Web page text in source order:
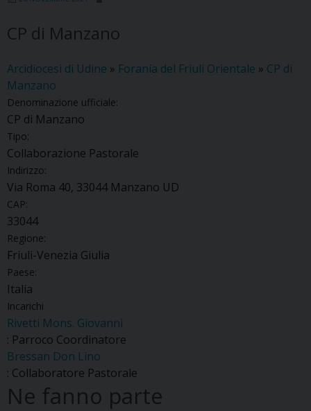
CP di Manzano
Arcidiocesi di Udine » Forania del Friuli Orientale » CP di
Manzano
Denominazione ufficiale:
CP di Manzano
Tipo:
Collaborazione Pastorale
Indirizzo:
Via Roma 40, 33044 Manzano UD
CAP:
33044
Regione:
Friuli-Venezia Giulia
Paese:
Italia
Incarichi
Rivetti Mons. Giovanni
: Parroco Coordinatore
Bressan Don Lino
: Collaboratore Pastorale
Ne fanno parte